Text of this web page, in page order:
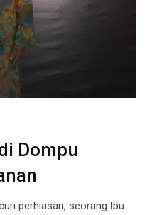
Dompu
perhiasan, seorang Ibu